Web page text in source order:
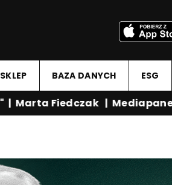
SKLEP BAZA DANYCH ESG
| Marta Fiedczak Mediapanel